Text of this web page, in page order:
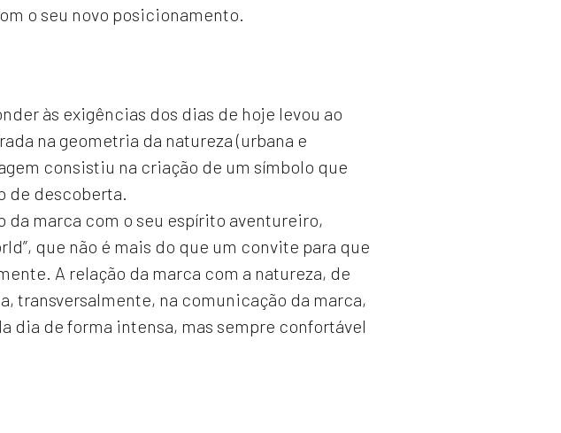
o seu novo posicionamento.
às exigências dos dias de hoje levou ao
na geometria da natureza (urbana e
consistiu na criação de um símbolo que
de descoberta.
marca com o seu espírito aventureiro,
que não é mais do que um convite para que
A relação da marca com a natureza, de
transversalmente, na comunicação da marca,
dia de forma intensa, mas sempre confortável